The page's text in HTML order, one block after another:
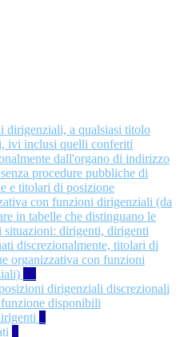
dirigenziali, a qualsiasi titolo
ivi inclusi quelli conferiti
dall'organo di indirizzo
procedure pubbliche di
e titolari di posizione
con funzioni dirigenziali (da
in tabelle che distinguano le
situazioni: dirigenti, dirigenti
discrezionalmente, titolari di
organizzativa con funzioni
10
dirigenziali discrezionali
disponibili
7
1